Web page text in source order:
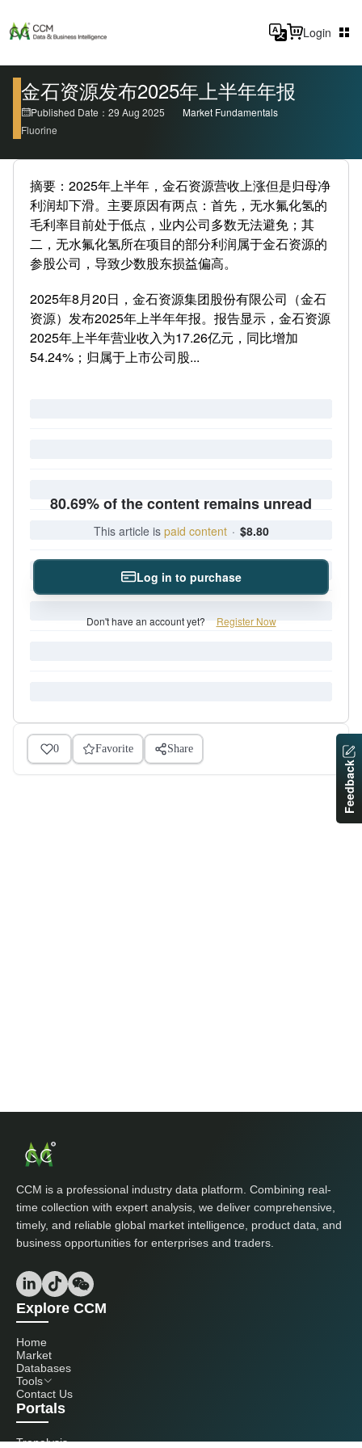
Login
金石资源发布2025年上半年年报
Published Date：29 Aug 2025
Market Fundamentals
Fluorine
摘要：2025年上半年，金石资源营收上涨但是归母净
利润却下滑。主要原因有两点：首先，无水氟化氢的
毛利率目前处于低点，业内公司多数无法避免；其
二，无水氟化氢所在项目的部分利润属于金石资源的
参股公司，导致少数股东损益偏高。
2025年8月20日，金石资源集团股份有限公司（金石
资源）发布2025年上半年年报。报告显示，金石资源
2025年上半年营业收入为17.26亿元，同比增加
54.24%；归属于上市公司股...
80.69% of the content remains unread
This article is paid content · $8.80
Log in to purchase
Don't have an account yet? Register Now
0 Favorite Share
CCM is a professional industry data platform. Combining real-
time collection with expert analysis, we deliver comprehensive,
timely, and reliable global market intelligence, product data, and
business opportunities for enterprises and traders.
Explore CCM
Home
Market
Databases
Tools
Contact Us
Portals
Tranalysis
Feedback